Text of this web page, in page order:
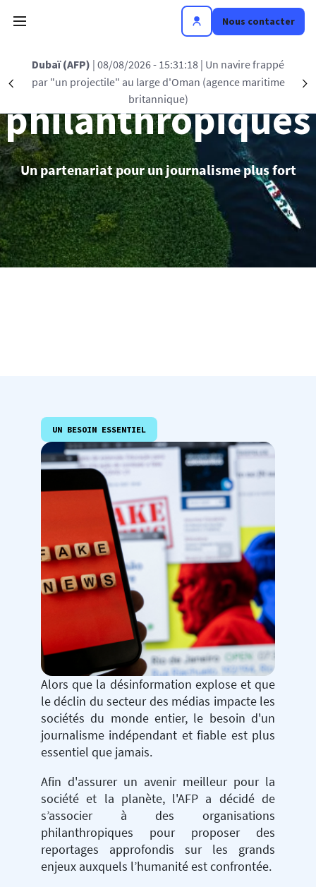
Nous contacter
Précédent
08/2026 - 15:31:18 | Un navire frappé
au large d'Oman (agence maritime
Belgrade
"quasiment
Partenariats
philanthropiques
Un partenariat pour un journalisme plus fort
UN BESOIN ESSENTIEL
Alors que la désinformation explose et que
le déclin du secteur des médias impacte les
sociétés du monde entier, le besoin d'un
journalisme indépendant et fiable est plus
essentiel que jamais.
Afin d'assurer un avenir meilleur pour la
société et la planète, l'AFP a décidé de
s’associer à des organisations
philanthropiques pour proposer des
reportages approfondis sur les grands
enjeux auxquels l’humanité est confrontée.